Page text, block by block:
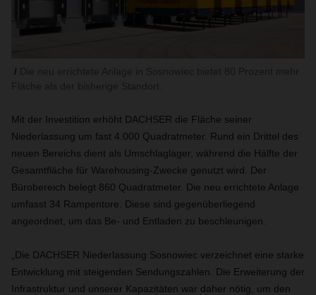
Mit der Investition erhöht DACHSER die Fläche seiner
Niederlassung um fast 4.000 Quadratmeter. Rund ein Drittel des
neuen Bereichs dient als Umschlaglager, während die Hälfte der
Gesamtfläche für Warehousing-Zwecke genutzt wird. Der
Bürobereich belegt 860 Quadratmeter. Die neu errichtete Anlage
umfasst 34 Rampentore. Diese sind gegenüberliegend
angeordnet, um das Be- und Entladen zu beschleunigen.
„Die DACHSER Niederlassung Sosnowiec verzeichnet eine starke
Entwicklung mit steigenden Sendungszahlen. Die Erweiterung der
Infrastruktur und unserer Kapazitäten war daher nötig, um den